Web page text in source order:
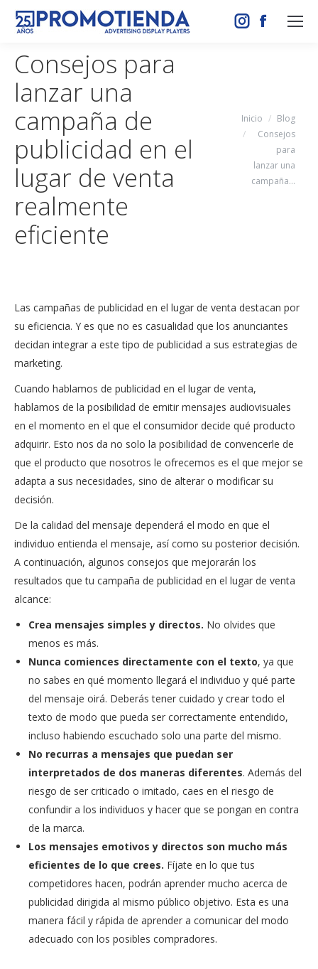
Instagram
window
Facebook
window
Consejos para
lanzar una
campaña de
publicidad en el
lugar de venta
realmente
eficiente
Estás aquí:
Inicio
Blog
Consejos
para
lanzar una
campaña…
Las campañas de publicidad en el lugar de venta destacan por
su eficiencia. Y es que no es casualidad que los anunciantes
decidan integrar a este tipo de publicidad a sus estrategias de
marketing.
Cuando hablamos de publicidad en el lugar de venta,
hablamos de la posibilidad de emitir mensajes audiovisuales
en el momento en el que el consumidor decide qué producto
adquirir. Esto nos da no solo la posibilidad de convencerle de
que el producto que nosotros le ofrecemos es el que mejor se
adapta a sus necesidades, sino de alterar o modificar su
decisión.
De la calidad del mensaje dependerá el modo en que el
individuo entienda el mensaje, así como su posterior decisión.
A continuación, algunos consejos que mejorarán los
resultados que tu campaña de publicidad en el lugar de venta
alcance:
Crea mensajes simples y directos. No olvides que
menos es más.
Nunca comiences directamente con el texto, ya que
no sabes en qué momento llegará el individuo y qué parte
del mensaje oirá. Deberás tener cuidado y crear todo el
texto de modo que pueda ser correctamente entendido,
incluso habiendo escuchado solo una parte del mismo.
No recurras a mensajes que puedan ser
interpretados de dos maneras diferentes. Además del
riesgo de ser criticado o imitado, caes en el riesgo de
confundir a los individuos y hacer que se pongan en contra
de la marca.
Los mensajes emotivos y directos son mucho más
eficientes de lo que crees. Fíjate en lo que tus
competidores hacen, podrán aprender mucho acerca de
publicidad dirigida al mismo público objetivo. Esta es una
manera fácil y rápida de aprender a comunicar del modo
adecuado con los posibles compradores.